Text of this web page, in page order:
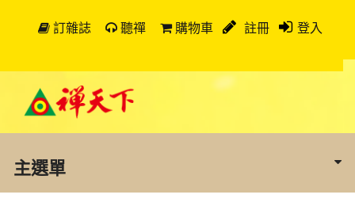
訂雜誌 聽禪 購物車 註冊 登入
主選單